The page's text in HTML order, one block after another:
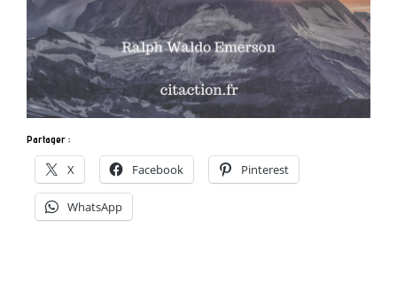
Partager :
X Facebook Pinterest
WhatsApp